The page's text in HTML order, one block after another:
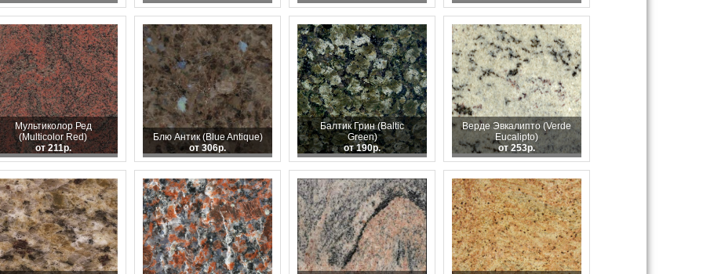
Мультиколор Ред
(Multicolor Red)
от 211р.
Блю Антик (Blue Antique)
от 306р.
Балтик Грин (Baltic
Green)
от 190р.
Верде Эвкалипто (Verde
Eucalipto)
от 253р.